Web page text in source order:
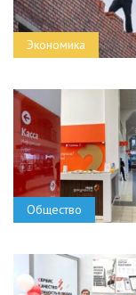
Экономика
Общество